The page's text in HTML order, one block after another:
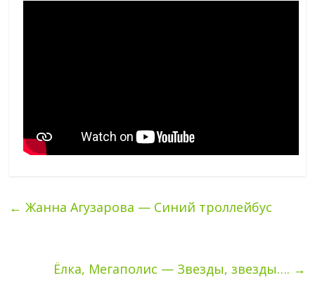
← Жанна Агузарова — Синий троллейбус
Ёлка, Мегаполис — Звезды, звезды…. →